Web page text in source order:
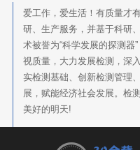
爱工作，爱生活！有质量才
研、生产服务，并基于科研
术被誉为“科学发展的探测器
视质量，大力发展检测，深
实检测基础、创新检测管理
展，赋能经济社会发展。检
美好的明天!